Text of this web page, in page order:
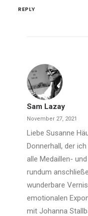
REPLY
Sam Lazay
November 27, 2021
Liebe Susanne
Donnerhall, der
alle Medaillen-
rundum
wunderbare
emotionalen
mit Johanna